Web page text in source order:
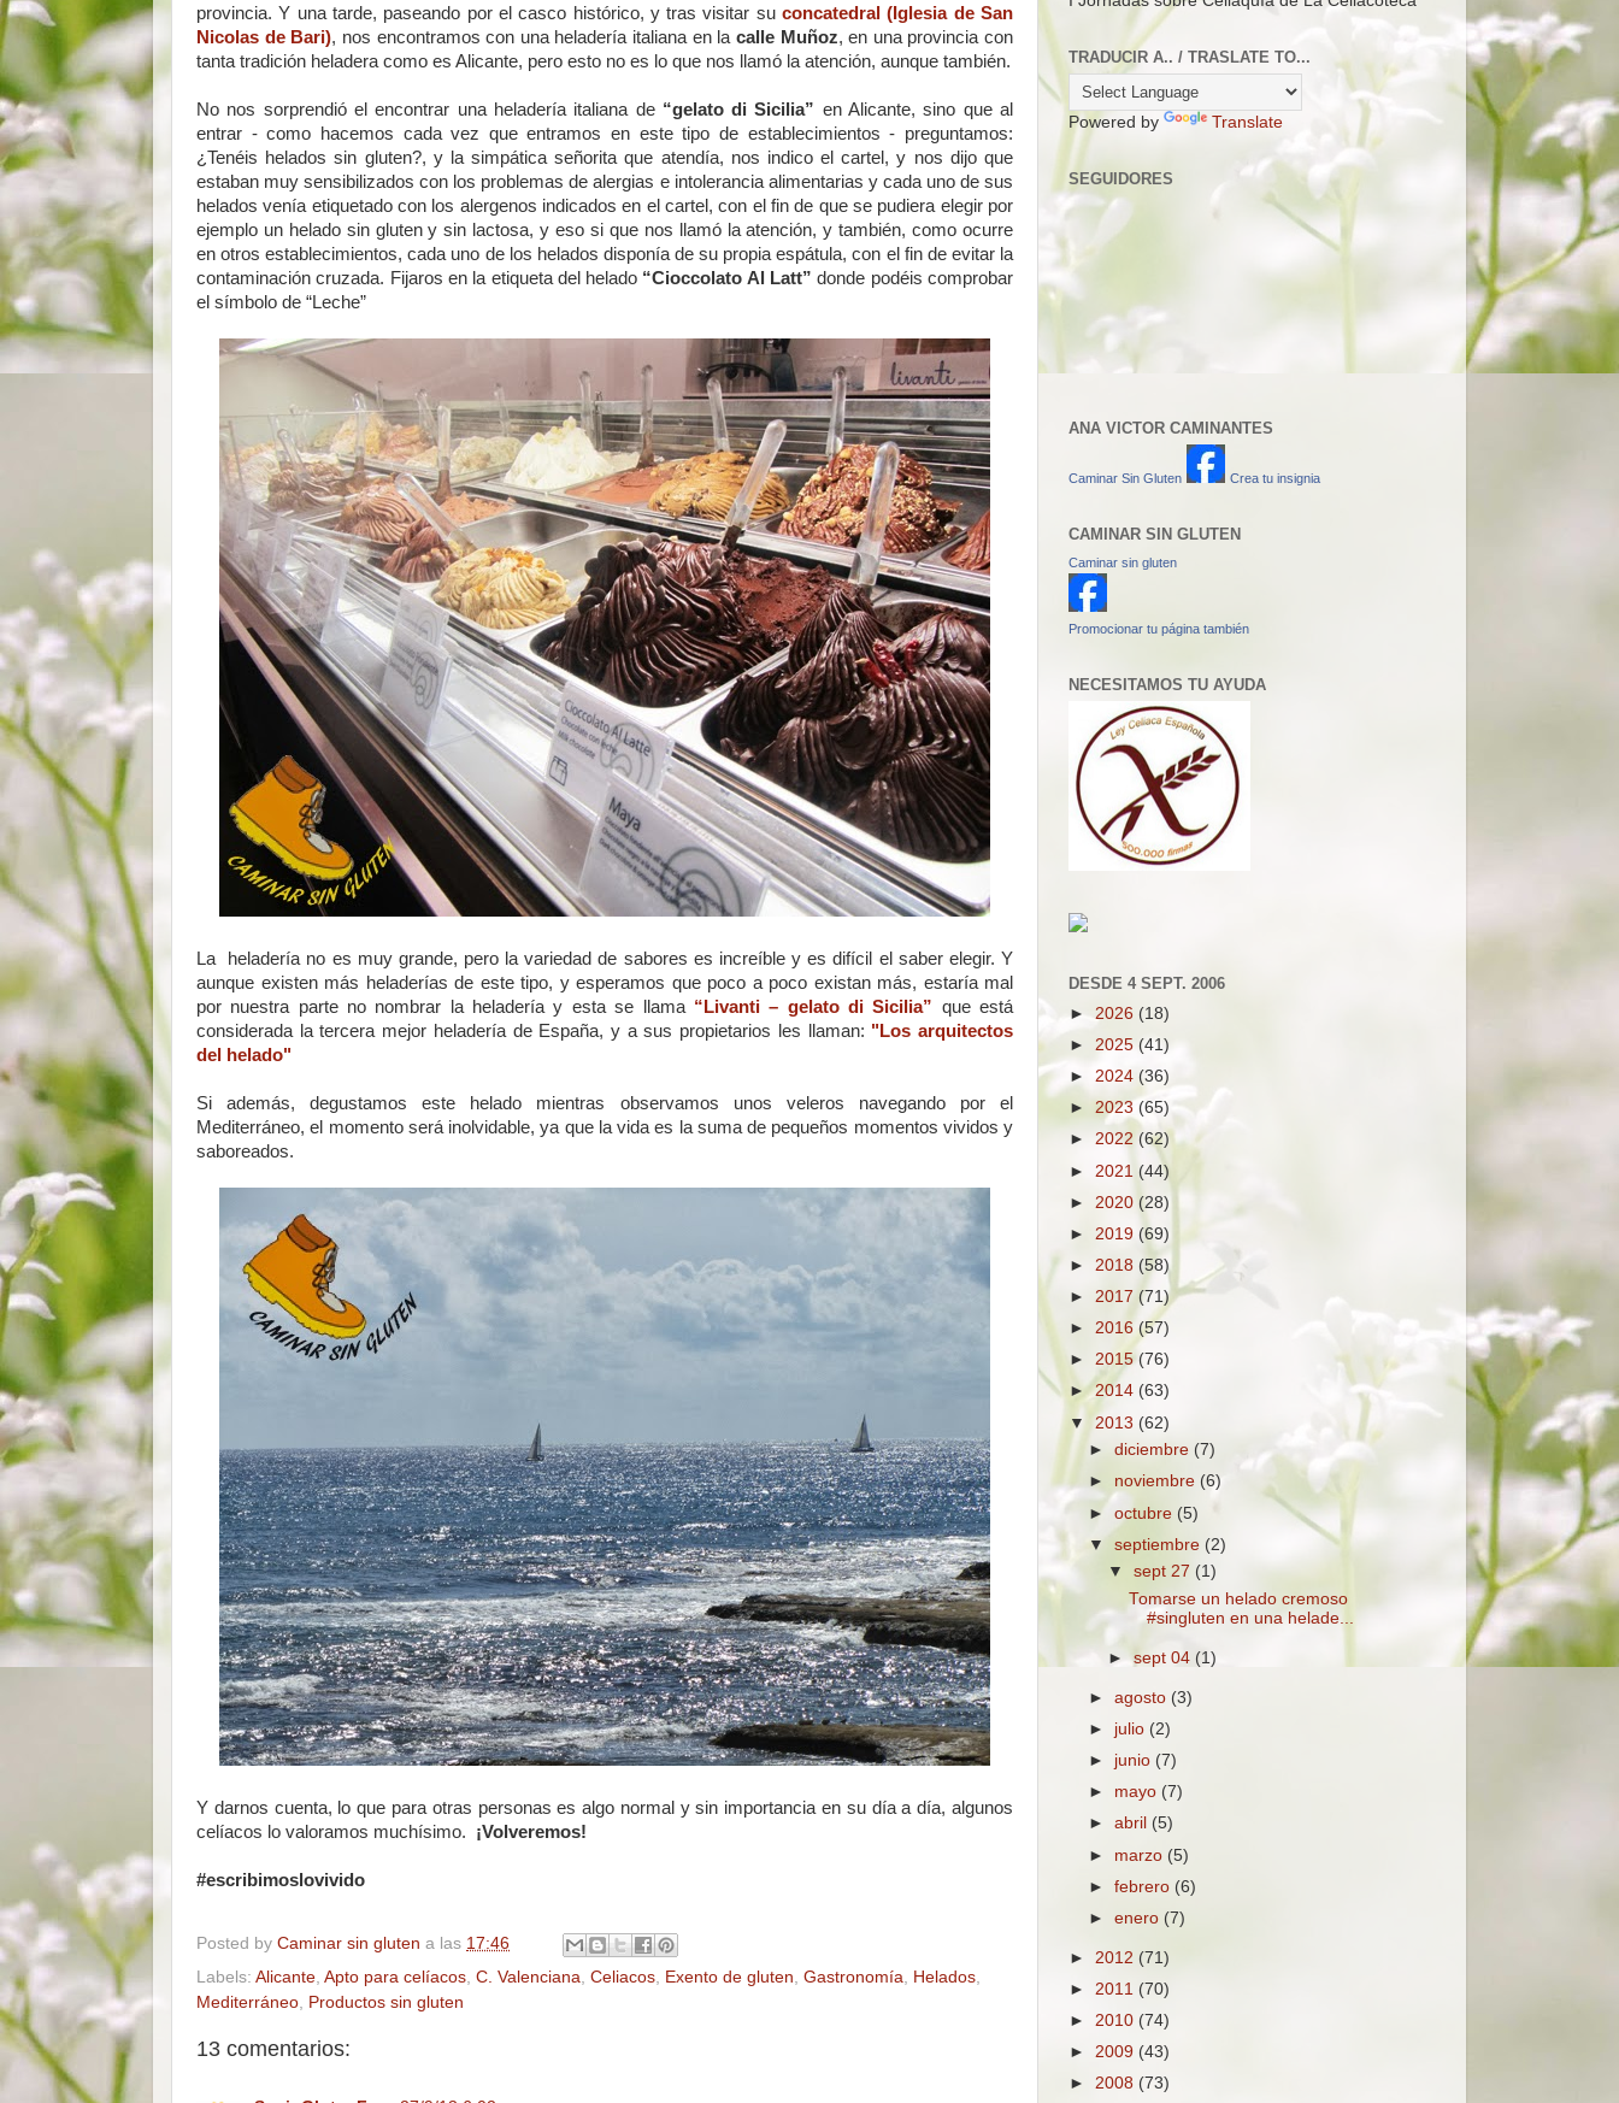
provincia. Y una tarde, paseando por el casco histórico, y tras visitar suconcatedral (Iglesia de San
Nicolas de Bari), nos encontramos con una heladería italiana en la calle Muñoz, en una provincia con
tanta tradición heladera como es Alicante, pero esto no es lo que nos llamó la atención, aunque también.
No nos sorprendió el encontrar una heladería italiana de“gelato di Sicilia” en Alicante, sino que al
entrar - como hacemos cada vez que entramos en este tipo de establecimientos - preguntamos:
¿Tenéis helados sin gluten?, y la simpática señorita que atendía, nos indico el cartel, y nos dijo que
estaban muy sensibilizados con los problemas de alergias e intolerancia alimentarias y cada uno de sus
helados venía etiquetado con los alergenos indicados en el cartel, con el fin de que se pudiera elegir por
ejemplo un helado sin gluten y sin lactosa, y eso si que nos llamó la atención, y también, como ocurre
en otros establecimientos, cada uno de los helados disponía de su propia espátula, con el fin de evitar la
contaminación cruzada. Fijaros en la etiqueta del helado “Cioccolato Al Latt” donde podéis comprobar
el símbolo de “Leche”
La heladería no es muy grande, pero la variedad de sabores es increíble y es difícil el saber elegir. Y
aunque existen más heladerías de este tipo, y esperamos que poco a poco existan más, estaría mal
por nuestra parte no nombrar la heladería y esta se llama “Livanti – gelato di Sicilia” que está
considerada la tercera mejor heladería de España, y a sus propietarios les llaman: "Los arquitectos
del helado"
Si además, degustamos este helado mientras observamos unos veleros navegando por el
Mediterráneo, el momento será inolvidable, ya que la vida es la suma de pequeños momentos vividos y
saboreados.
Y darnos cuenta, lo que para otras personas es algo normal y sin importancia en su día a día, algunos
celíacos lo valoramos muchísimo.
¡Volveremos!
#escribimoslovivido
Posted by Caminar sin gluten a las 17:46
Labels: Alicante Apto para celíacos C. Valenciana Celiacos Exento de gluten Gastronomía Helados
Mediterráneo Productos sin gluten
13 comentarios:
TRADUCIR A.. / TRASLATE TO...
Powered by Translate
SEGUIDORES
ANA VICTOR CAMINANTES
Caminar Sin Gluten Crea tu insignia
CAMINAR SIN GLUTEN
Caminar sin gluten
Promocionar tu página también
NECESITAMOS TU AYUDA
DESDE 4 SEPT. 2006
► 2026 (18)
► 2025 (41)
► 2024 (36)
► 2023 (65)
► 2022 (62)
► 2021 (44)
► 2020 (28)
► 2019 (69)
► 2018 (58)
► 2017 (71)
► 2016 (57)
► 2015 (76)
►2014 (63)
▼ 2013 (62)
►diciembre (7)
► noviembre (6)
►octubre (5)
▼septiembre (2)
▼sept 27 (1)
Tomarse un helado cremoso
#singluten en una helade...
►sept 04 (1)
►agosto (3)
► julio (2)
► junio (7)
► mayo (7)
►abril (5)
► marzo (5)
►febrero (6)
►enero (7)
► 2012 (71)
► 2011 (70)
► 2010 (74)
► 2009 (43)
► 2008 (73)